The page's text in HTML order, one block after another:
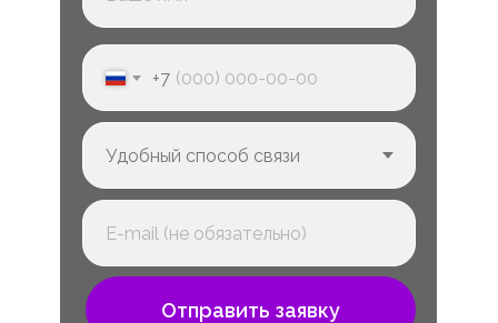
+7
Отправить заявку